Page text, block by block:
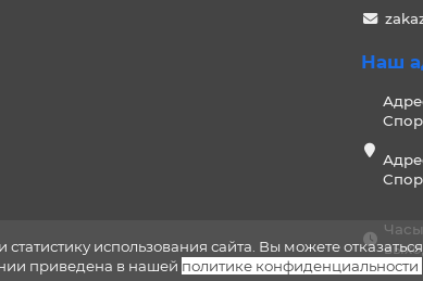
использования сайта. Вы можете
приведена в нашей политике конфиденциальности
Наш